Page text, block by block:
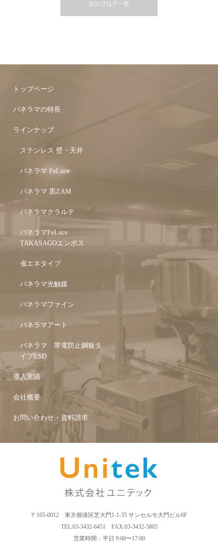
次のブログ一覧
トップページ
パネラマの特長
ラインナップ
ステンレス 壁・天井
パネラマ FeLuce
パネラマ 黒ZAM
パネラマクラルテ
パネラマFeLuce
TAKASAGOエンボス
省エネタイプ
パネラマ光触媒
パネラマファイン
パネラマアート
パネラマ 帯電防止鋼板タ
イプESD
導入実績
会社概要
お問い合わせ・資料請求
〒105-0012 東京都港区芝大門1-1-35 サンセルモ大門ビル6F
TEL:03-3432-6451 FAX:03-3432-5805
営業時間：平日 9:00〜17:00